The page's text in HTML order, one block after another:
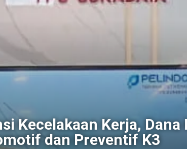
Kecelakaan Kerja, Dana
dan Preventif K3